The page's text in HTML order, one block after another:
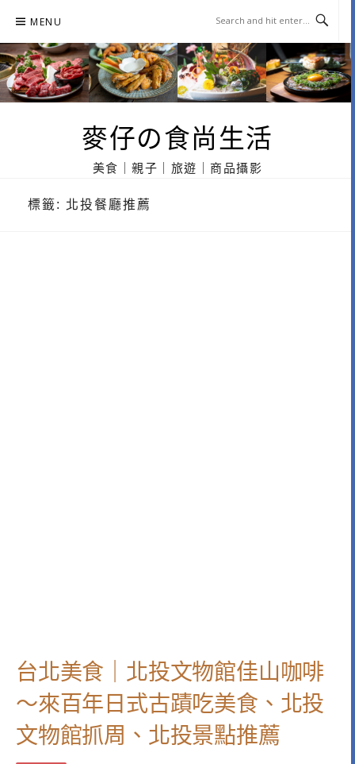
content
MENU
麥仔の食尚生活
美食｜親子｜旅遊｜商品攝影
標籤: 北投餐廳推薦
台北美食｜北投文物館佳山咖啡
～來百年日式古蹟吃美食、北投
文物館抓周、北投景點推薦